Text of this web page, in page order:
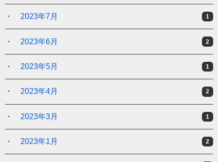
2023年7月 1
2023年6月 2
2023年5月 1
2023年4月 2
2023年3月 1
2023年1月 2